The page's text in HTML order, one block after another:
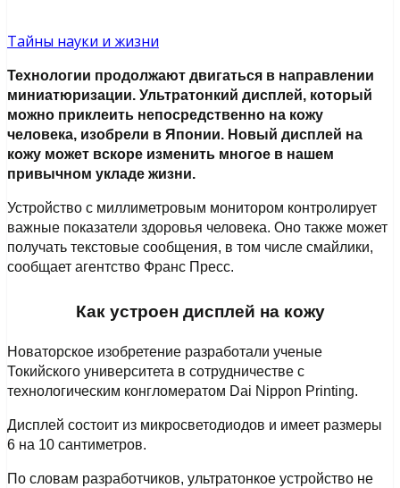
Тайны науки и жизни
Технологии продолжают двигаться в направлении
миниатюризации. Ультратонкий дисплей, который
можно приклеить непосредственно на кожу
человека, изобрели в Японии. Новый дисплей на
кожу может вскоре изменить многое в нашем
привычном укладе жизни.
Устройство с миллиметровым монитором контролирует
важные показатели здоровья человека. Оно также может
получать текстовые сообщения, в том числе смайлики,
сообщает агентство Франс Пресс.
Как устроен дисплей на кожу
Новаторское изобретение разработали ученые
Токийского университета в сотрудничестве с
технологическим конгломератом Dai Nippon Printing.
Дисплей состоит из микросветодиодов и имеет размеры
6 на 10 сантиметров.
По словам разработчиков, ультратонкое устройство не